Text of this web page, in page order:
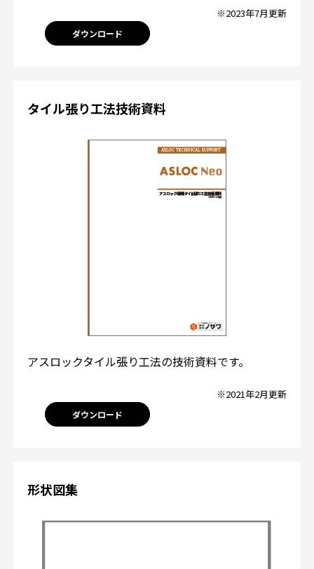
※2023年7月更新
ダウンロード
タイル張り工法技術資料
アスロックタイル張り工法の技術資料です。
※2021年2月更新
ダウンロード
形状図集